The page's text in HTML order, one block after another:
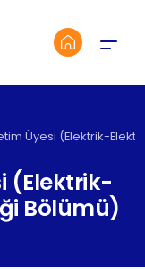
Menü
Üyesi (Elektrik-
(Elektrik-
Bölümü)